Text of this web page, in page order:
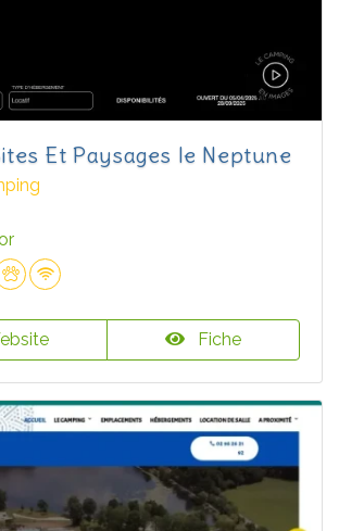
Et Paysages le Neptune
Fiche